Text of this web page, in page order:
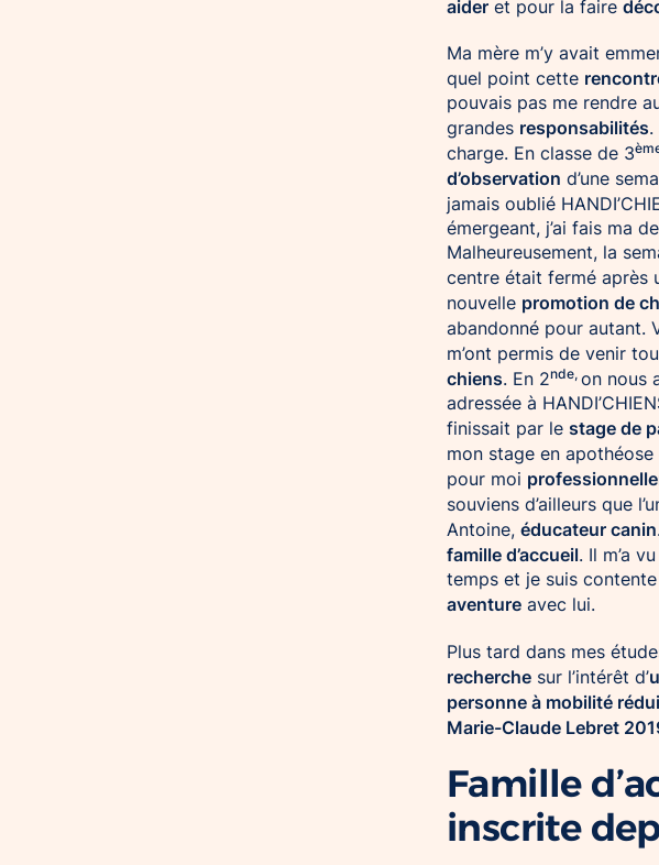
aider et pour la faire
Ma mère m’y avait
quel point cette
pouvais pas me rendre
grandes responsabilités
charge. En classe de 3
d’observation d’une
jamais oublié
émergeant, j’ai fais ma
Malheureusement, la
centre était fermé après
nouvelle promotion de
abandonné pour autant.
m’ont permis de venir
chiens. En 2nde,on nous
adressée à
finissait par le stage de
mon stage en
pour moi
souviens d’ailleurs que
Antoine, éducateur canin
famille d’accueil. Il m’a
temps et je suis
aventure avec lui.
Plus tard dans mes
recherche sur l’intérêt d’
personne à mobilité
Marie-Claude Lebret
Famille
inscrite